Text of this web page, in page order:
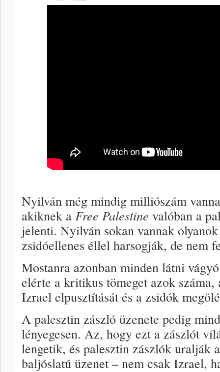
Nyilván még mindig milliószám
akiknek a Free Palestine valóban a
jelenti. Nyilván sokan vannak
zsidóellenes éllel harsogják, de nem
Mostanra azonban minden látni
elérte a kritikus tömeget azok
Izrael elpusztítását és a zsidók
A palesztin zászló üzenete pedig
lényegesen. Az, hogy ezt a zászlót
lengetik, és palesztin zászlók uralják
baljóslatú üzenet – nem csak Izrael,